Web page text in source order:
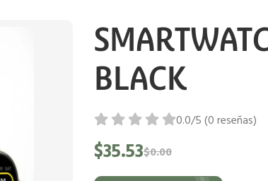
BLACK
0.0/5 (0 reseñas)
$35.53$0.00